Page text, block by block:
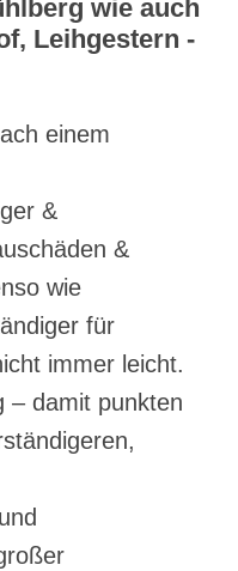
wie auch
Leihgestern -
einem
&
&
wie
für
immer leicht.
– damit punkten